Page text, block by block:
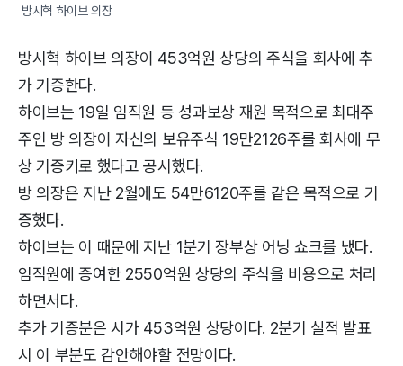
방시혁 하이브 의장
방시혁 하이브 의장이 453억원 상당의 주식을 회사에 추
가 기증한다.
하이브는 19일 임직원 등 성과보상 재원 목적으로 최대주
주인 방 의장이 자신의 보유주식 19만2126주를 회사에 무
상 기증키로 했다고 공시했다.
방 의장은 지난 2월에도 54만6120주를 같은 목적으로 기
증했다.
하이브는 이 때문에 지난 1분기 장부상 어닝 쇼크를 냈다.
임직원에 증여한 2550억원 상당의 주식을 비용으로 처리
하면서다.
추가 기증분은 시가 453억원 상당이다. 2분기 실적 발표
시 이 부분도 감안해야할 전망이다.